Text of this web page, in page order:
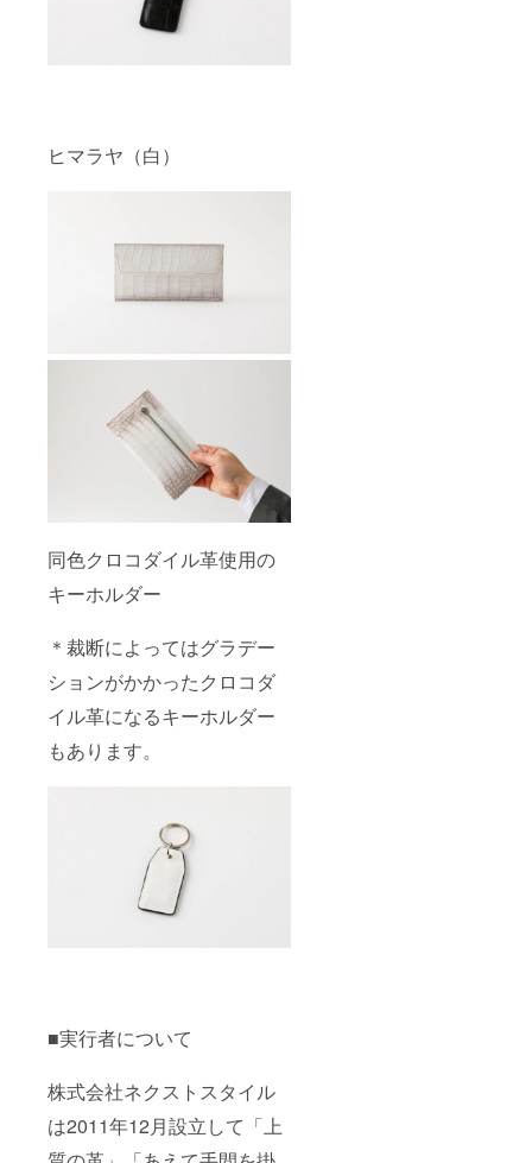
ヒマラヤ（白）
同色クロコダイル革使用の
キーホルダー
＊裁断によってはグラデー
ションがかかったクロコダ
イル革になるキーホルダー
もあります。
■実行者について
株式会社ネクストスタイル
は2011年12月設立して「上